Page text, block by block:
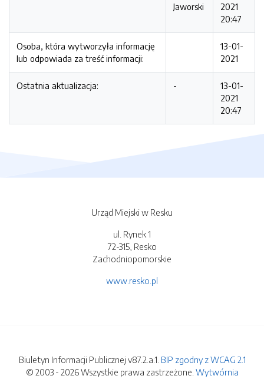
Jaworski
2021
20:47
Osoba, która wytworzyła informację
lub odpowiada za treść informacji:
13-01-
2021
Ostatnia aktualizacja: -
13-01-
2021
20:47
Urząd Miejski w Resku
ul. Rynek 1
72-315, Resko
Zachodniopomorskie
www.resko.pl
Biuletyn Informacji Publicznej v87.2.a.1. BIP zgodny z WCAG 2.1
© 2003 - 2026 Wszystkie prawa zastrzeżone. Wytwórnia